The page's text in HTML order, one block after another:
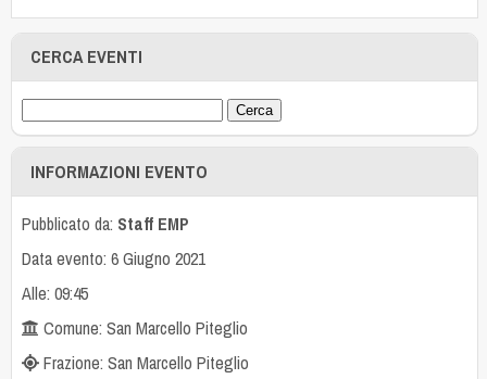
CERCA EVENTI
INFORMAZIONI EVENTO
Pubblicato da: Staff EMP
Data evento: 6 Giugno 2021
Alle: 09:45
Comune: San Marcello Piteglio
Frazione: San Marcello Piteglio